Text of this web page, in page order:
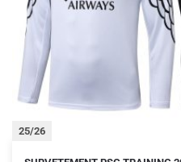
25/26